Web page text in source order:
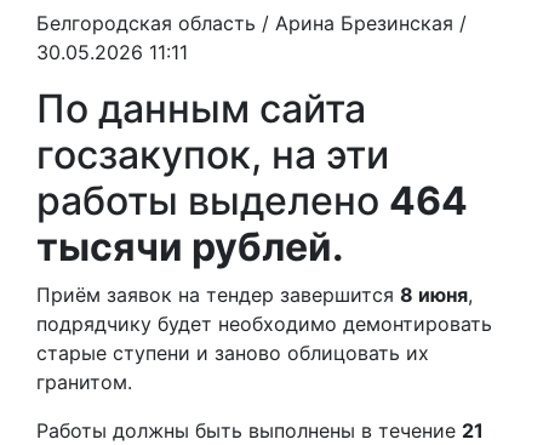
Белгородская область / Арина Брезинская /
30.05.2026 11:11
По данным сайта
госзакупок, на эти
работы выделено 464
тысячи рублей.
Приём заявок на тендер завершится 8 июня,
подрядчику будет необходимо демонтировать
старые ступени и заново облицовать их
гранитом.
Работы должны быть выполнены в течение 21